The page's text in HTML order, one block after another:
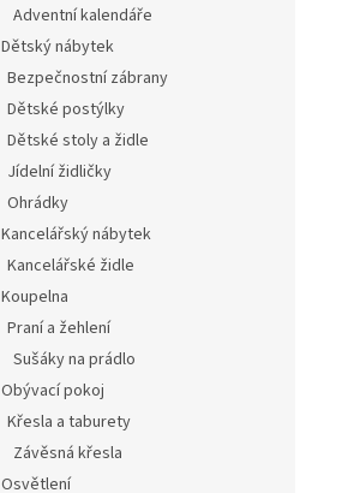
Adventní kalendáře
Dětský nábytek
Bezpečnostní zábrany
Dětské postýlky
Dětské stoly a židle
Jídelní židličky
Ohrádky
Kancelářský nábytek
Kancelářské židle
Koupelna
Praní a žehlení
Sušáky na prádlo
Obývací pokoj
Křesla a taburety
Závěsná křesla
Osvětlení